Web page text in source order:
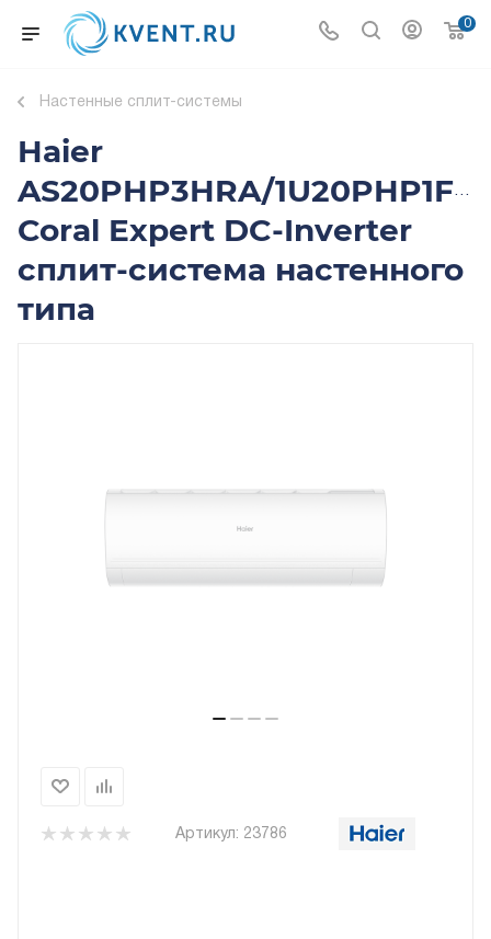
0
Настенные сплит-системы
Haier
AS20PHP3HRA/
Coral Expert DC-Inverter
сплит-система настенного
типа
Артикул: 23786